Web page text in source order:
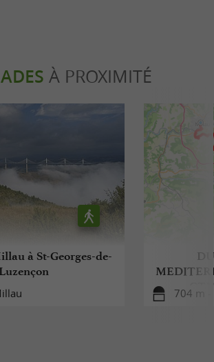
À PROXIMITÉ
à St-Georges-de-
Luzençon
704 m